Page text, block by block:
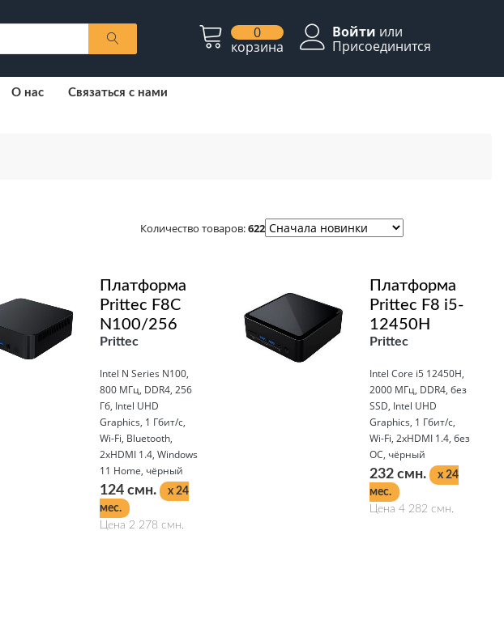
0
корзина
Войти или
Присоединится
О нас Связаться с нами
Количество товаров:622
Платформа
Prittec F8C
N100/256
Prittec
Intel N Series N100,
800 МГц, DDR4, 256
Гб, Intel UHD
Graphics, 1 Гбит/с,
Wi-Fi, Bluetooth,
2xHDMI 1.4, Windows
11 Home, чёрный
124 смн.
x 24
мес.
Цена 2 278 смн.
Платформа
Prittec F8 i5-
12450H
Prittec
Intel Core i5 12450H,
2000 МГц, DDR4, без
SSD, Intel UHD
Graphics, 1 Гбит/с,
Wi-Fi, 2xHDMI 1.4, без
ОС, чёрный
232 смн.
x 24
мес.
Цена 4 282 смн.